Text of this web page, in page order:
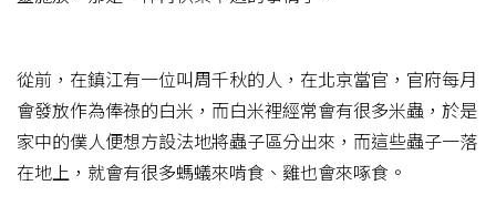
從前，在鎮江有一位叫周千秋的人，在北京當官，官府每月
會發放作為俸祿的白米，而白米裡經常會有很多米蟲，於是
家中的僕人便想方設法地將蟲子區分出來，而這些蟲子一落
在地上，就會有很多螞蟻來啃食、雞也會來啄食。